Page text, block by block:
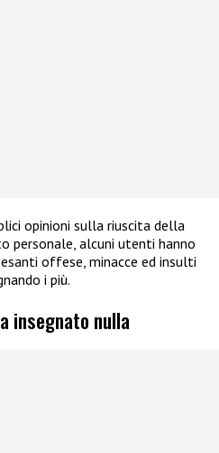
opinioni sulla riuscita della
personale, alcuni utenti hanno
offese, minacce ed insulti
i più.
insegnato nulla